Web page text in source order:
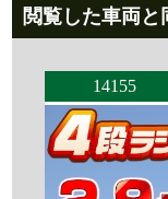
閲覧した車両
14155